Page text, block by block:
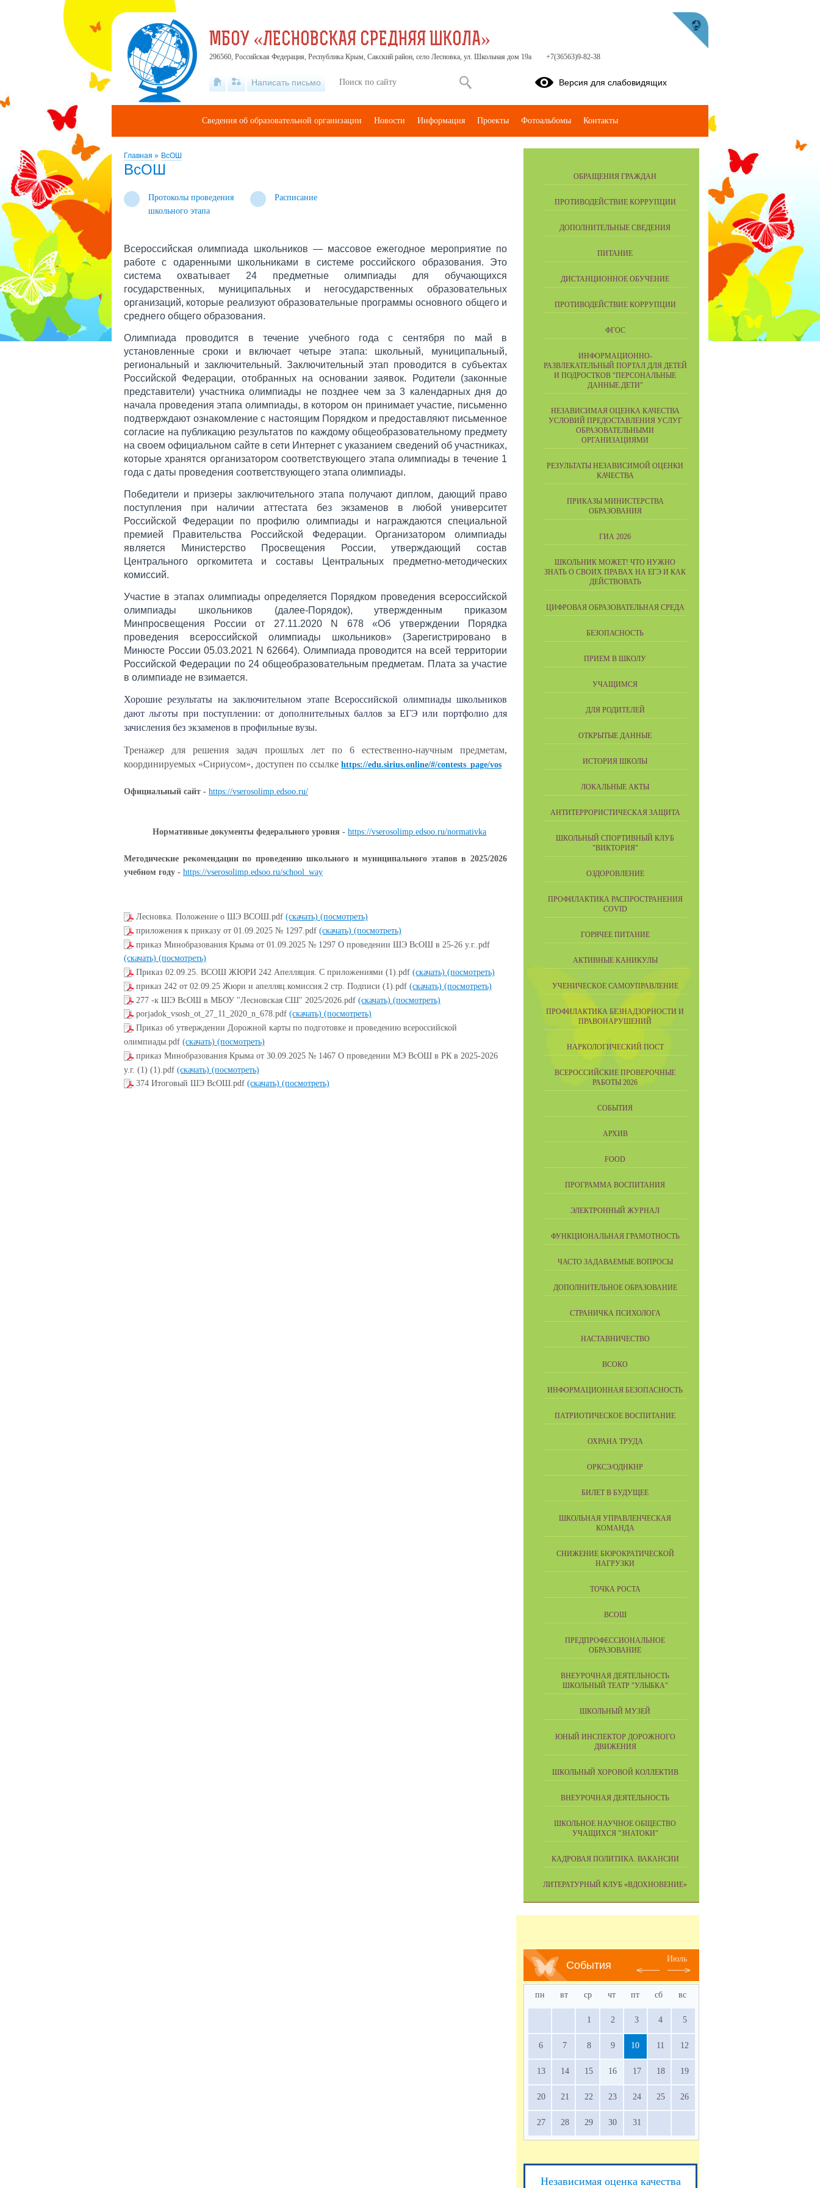
Главная » ВсОШ
ВсОШ
Протоколы проведения
школьного этапа
Расписание
Всероссийская олимпиада школьников — массовое ежегодное мероприятие по
работе с одаренными школьниками в системе российского образования. Это
система охватывает 24 предметные олимпиады для обучающихся
государственных, муниципальных и негосударственных образовательных
организаций, которые реализуют образовательные программы основного общего и
среднего общего образования.
Олимпиада проводится в течение учебного года с сентября по май в
установленные сроки и включает четыре этапа: школьный, муниципальный,
региональный и заключительный. Заключительный этап проводится в субъектах
Российской Федерации, отобранных на основании заявок. Родители (законные
представители) участника олимпиады не позднее чем за 3 календарных дня до
начала проведения этапа олимпиады, в котором он принимает участие, письменно
подтверждают ознакомление с настоящим Порядком и предоставляют письменное
согласие на публикацию результатов по каждому общеобразовательному предмету
на своем официальном сайте в сети Интернет с указанием сведений об участниках,
которые хранятся организатором соответствующего этапа олимпиады в течение 1
года с даты проведения соответствующего этапа олимпиады.
Победители и призеры заключительного этапа получают диплом, дающий право
поступления при наличии аттестата без экзаменов в любой университет
Российской Федерации по профилю олимпиады и награждаются специальной
премией Правительства Российской Федерации. Организатором олимпиады
является Министерство Просвещения России, утверждающий состав
Центрального оргкомитета и составы Центральных предметно-методических
комиссий.
Участие в этапах олимпиады определяется Порядком проведения всероссийской
олимпиады школьников (далее-Порядок), утвержденным приказом
Минпросвещения России от 27.11.2020 N 678 «Об утверждении Порядка
проведения всероссийской олимпиады школьников» (Зарегистрировано в
Минюсте России 05.03.2021 N 62664). Олимпиада проводится на всей территории
Российской Федерации по 24 общеобразовательным предметам. Плата за участие
в олимпиаде не взимается.
Хорошие результаты на заключительном этапе Всероссийской олимпиады школьников
дают льготы при поступлении: от дополнительных баллов за ЕГЭ или портфолио для
зачисления без экзаменов в профильные вузы.
Тренажер для решения задач прошлых лет по 6 естественно-научным предметам,
координируемых «Сириусом», доступен по ссылке https://edu.sirius.online/#/contests_page/vos
Официальный сайт - https://vserosolimp.edsoo.ru/
Нормативные документы федерального уровня -https://vserosolimp.edsoo.ru/normativka
Методические рекомендации по проведению школьного и муниципального этапов в 2025/2026
учебном году - https://vserosolimp.edsoo.ru/school_way
Лесновка. Положение о ШЭ ВСОШ.pdf (скачать) (посмотреть)
приложения к приказу от 01.09.2025 № 1297.pdf (скачать) (посмотреть)
приказ Минобразования Крыма от 01.09.2025 № 1297 О проведении ШЭ ВсОШ в 25-26 у.г..pdf
(скачать) (посмотреть)
Приказ 02.09.25. ВСОШ ЖЮРИ 242 Апелляция. С приложениями (1).pdf (скачать) (посмотреть)
приказ 242 от 02.09.25 Жюри и апелляц.комиссия.2 стр. Подписи (1).pdf (скачать) (посмотреть)
277 -к ШЭ ВсОШ в МБОУ "Лесновская СШ" 2025/2026.pdf (скачать) (посмотреть)
porjadok_vsosh_ot_27_11_2020_n_678.pdf (скачать) (посмотреть)
Приказ об утверждении Дорожной карты по подготовке и проведению всероссийской
олимпиады.pdf (скачать) (посмотреть)
приказ Минобразования Крыма от 30.09.2025 № 1467 О проведении МЭ ВсОШ в РК в 2025-2026
у.г. (1) (1).pdf (скачать) (посмотреть)
374 Итоговый ШЭ ВсОШ.pdf (скачать) (посмотреть)
ОБРАЩЕНИЯ ГРАЖДАН
ПРОТИВОДЕЙСТВИЕ КОРРУПЦИИ
ДОПОЛНИТЕЛЬНЫЕ СВЕДЕНИЯ
ПИТАНИЕ
ДИСТАНЦИОННОЕ ОБУЧЕНИЕ
ПРОТИВОДЕЙСТВИЕ КОРРУПЦИИ
ФГОС
ИНФОРМАЦИОННО-
РАЗВЛЕКАТЕЛЬНЫЙ ПОРТАЛ ДЛЯ ДЕТЕЙ
И ПОДРОСТКОВ "ПЕРСОНАЛЬНЫЕ
ДАННЫЕ.ДЕТИ"
НЕЗАВИСИМАЯ ОЦЕНКА КАЧЕСТВА
УСЛОВИЙ ПРЕДОСТАВЛЕНИЯ УСЛУГ
ОБРАЗОВАТЕЛЬНЫМИ
ОРГАНИЗАЦИЯМИ
РЕЗУЛЬТАТЫ НЕЗАВИСИМОЙ ОЦЕНКИ
КАЧЕСТВА
ПРИКАЗЫ МИНИСТЕРСТВА
ОБРАЗОВАНИЯ
ГИА 2026
ШКОЛЬНИК МОЖЕТ! ЧТО НУЖНО
ЗНАТЬ О СВОИХ ПРАВАХ НА ЕГЭ И КАК
ДЕЙСТВОВАТЬ
ЦИФРОВАЯ ОБРАЗОВАТЕЛЬНАЯ СРЕДА
БЕЗОПАСНОСТЬ
ПРИЕМ В ШКОЛУ
УЧАЩИМСЯ
ДЛЯ РОДИТЕЛЕЙ
ОТКРЫТЫЕ ДАННЫЕ
ИСТОРИЯ ШКОЛЫ
ЛОКАЛЬНЫЕ АКТЫ
АНТИТЕРРОРИСТИЧЕСКАЯ ЗАЩИТА
ШКОЛЬНЫЙ СПОРТИВНЫЙ КЛУБ
"ВИКТОРИЯ"
ОЗДОРОВЛЕНИЕ
ПРОФИЛАКТИКА РАСПРОСТРАНЕНИЯ
COVID
ГОРЯЧЕЕ ПИТАНИЕ
АКТИВНЫЕ КАНИКУЛЫ
УЧЕНИЧЕСКОЕ САМОУПРАВЛЕНИЕ
ПРОФИЛАКТИКА БЕЗНАДЗОРНОСТИ И
ПРАВОНАРУШЕНИЙ
НАРКОЛОГИЧЕСКИЙ ПОСТ
ВСЕРОССИЙСКИЕ ПРОВЕРОЧНЫЕ
РАБОТЫ 2026
СОБЫТИЯ
АРХИВ
FOOD
ПРОГРАММА ВОСПИТАНИЯ
ЭЛЕКТРОННЫЙ ЖУРНАЛ
ФУНКЦИОНАЛЬНАЯ ГРАМОТНОСТЬ
ЧАСТО ЗАДАВАЕМЫЕ ВОПРОСЫ
ДОПОЛНИТЕЛЬНОЕ ОБРАЗОВАНИЕ
СТРАНИЧКА ПСИХОЛОГА
НАСТАВНИЧЕСТВО
ВСОКО
ИНФОРМАЦИОННАЯ БЕЗОПАСНОСТЬ
ПАТРИОТИЧЕСКОЕ ВОСПИТАНИЕ
ОХРАНА ТРУДА
ОРКСЭ/ОДНКНР
БИЛЕТ В БУДУЩЕЕ
ШКОЛЬНАЯ УПРАВЛЕНЧЕСКАЯ
КОМАНДА
СНИЖЕНИЕ БЮРОКРАТИЧЕСКОЙ
НАГРУЗКИ
ТОЧКА РОСТА
ВСОШ
ПРЕДПРОФЕССИОНАЛЬНОЕ
ОБРАЗОВАНИЕ
ВНЕУРОЧНАЯ ДЕЯТЕЛЬНОСТЬ
ШКОЛЬНЫЙ ТЕАТР "УЛЫБКА"
ШКОЛЬНЫЙ МУЗЕЙ
ЮНЫЙ ИНСПЕКТОР ДОРОЖНОГО
ДВИЖЕНИЯ
ШКОЛЬНЫЙ ХОРОВОЙ КОЛЛЕКТИВ
ВНЕУРОЧНАЯ ДЕЯТЕЛЬНОСТЬ
ШКОЛЬНОЕ НАУЧНОЕ ОБЩЕСТВО
УЧАЩИХСЯ "ЗНАТОКИ"
КАДРОВАЯ ПОЛИТИКА. ВАКАНСИИ
ЛИТЕРАТУРНЫЙ КЛУБ «ВДОХНОВЕНИЕ»
События
Июль
пн вт ср чт пт сб вс
1 2 3 4 5
6 7 8 9 10 11 12
13 14 15 16 17 18 19
20 21 22 23 24 25 26
27 28 29 30 31
Независимая оценка качества
МБОУ «ЛЕСНОВСКАЯ СРЕДНЯЯ ШКОЛА»
296560, Российская Федерация, Республика Крым, Сакский район, село Лесновка, ул. Школьная дом 19а +7(36563)9-82-38
Написать письмо Версия для слабовидящих
Сведения об образовательной организации Новости Информация Проекты Фотоальбомы Контакты